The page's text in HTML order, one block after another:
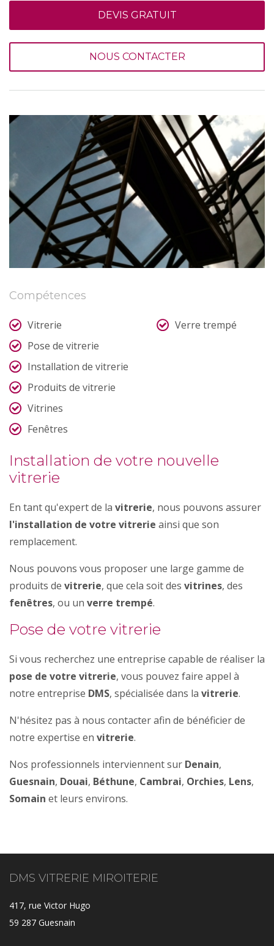
DEVIS GRATUIT
NOUS CONTACTER
Compétences
Vitrerie
Pose de vitrerie
Installation de vitrerie
Produits de vitrerie
Vitrines
Fenêtres
Verre trempé
Installation de votre nouvelle
vitrerie
En tant qu'expert de la vitrerie, nous pouvons assurer
l'installation de votre vitrerie ainsi que son
remplacement.
Nous pouvons vous proposer une large gamme de
produits de vitrerie, que cela soit des vitrines, des
fenêtres, ou un verre trempé.
Pose de votre vitrerie
Si vous recherchez une entreprise capable de réaliser la
pose de votre vitrerie, vous pouvez faire appel à
notre entreprise DMS, spécialisée dans la vitrerie.
N'hésitez pas à nous contacter afin de bénéficier de
notre expertise en vitrerie.
Nos professionnels interviennent sur Denain,
Guesnain, Douai, Béthune, Cambrai, Orchies, Lens,
Somain et leurs environs.
DMS VITRERIE MIROITERIE
417, rue Victor Hugo
59 287 Guesnain